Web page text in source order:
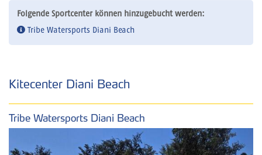
Folgende Sportcenter können hinzugebucht werden:
Tribe Watersports Diani Beach
Kitecenter Diani Beach
Tribe Watersports Diani Beach